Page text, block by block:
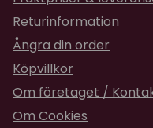
Returinformation
Ångra din order
Köpvillkor
Om företaget /
Om Cookies